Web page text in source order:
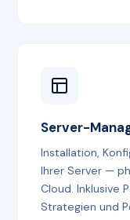
Server-
Installation,
Ihrer Server —
Cloud. Inklusive
Strategien und